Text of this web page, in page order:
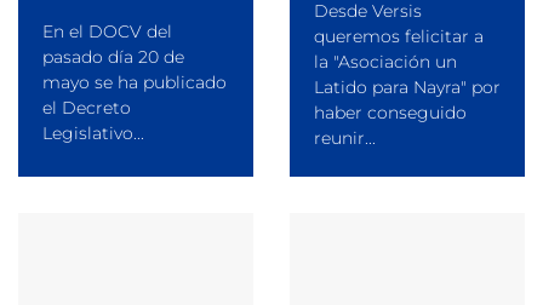
En el DOCV del
pasado día 20 de
mayo se ha publicado
el Decreto
Legislativo...
Desde Versis
queremos felicitar a
la "Asociación un
Latido para Nayra" por
haber conseguido
reunir...